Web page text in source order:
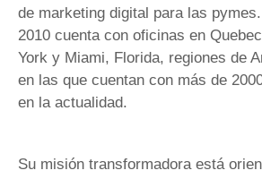
de marketing digital para las
2010 cuenta con oficinas en
York y Miami, Florida, regiones de
en las que cuentan con más de
en la actualidad.
Su misión transformadora está